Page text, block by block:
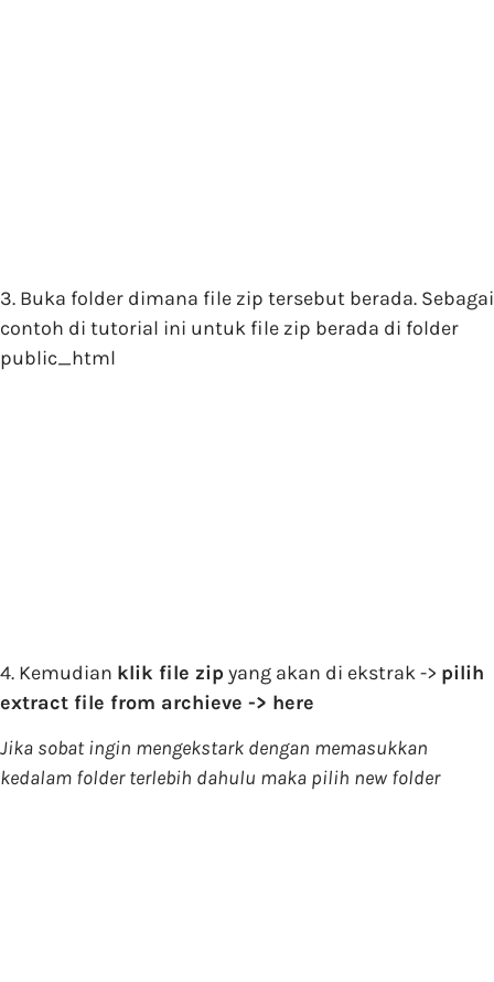
3. Buka folder dimana file zip tersebut berada. Sebagai
contoh di tutorial ini untuk file zip berada di folder
public_html
4. Kemudian klik file zipyang akan di ekstrak -> pilih
extract file from archieve -> here
Jika sobat ingin mengekstark dengan memasukkan
kedalam folder terlebih dahulu maka pilih new folder